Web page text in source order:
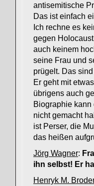
antisemitische
Das ist einfach
Ich rechne es
gegen
auch keinem
seine Frau und
prügelt. Das
Er geht mit
übrigens auch
Biographie kann
nicht gemacht
ist Perser, die
das heißen
Jörg Wagner:
ihn selbst! Er
Henryk M.